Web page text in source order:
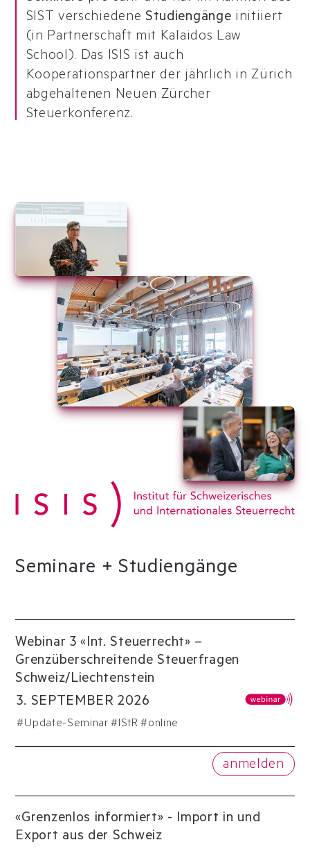
SIST verschiedene Studiengänge initiiert
(in Partnerschaft mit Kalaidos Law
School). Das ISIS ist auch
Kooperationspartner der jährlich in Zürich
abgehaltenen Neuen Zürcher
Steuerkonferenz.
Slide 3 of 3.
Slide 3 of 3.
Slide 3 of 3.
Seminare + Studiengänge
Webinar 3 «Int. Steuerrecht» –
Grenzüberschreitende Steuerfragen
Schweiz/Liechtenstein
3. SEPTEMBER 2026
#Update-Seminar #IStR #online
anmelden
«Grenzenlos informiert» - Import in und
Export aus der Schweiz